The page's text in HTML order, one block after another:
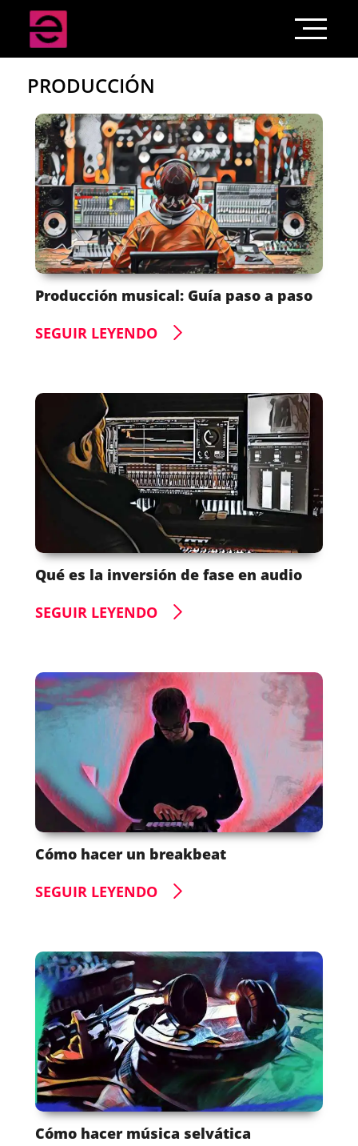
PRODUCCIÓN
Producción musical: Guía paso a paso
SEGUIR LEYENDO
Qué es la inversión de fase en audio
SEGUIR LEYENDO
Cómo hacer un breakbeat
SEGUIR LEYENDO
Cómo hacer música selvática